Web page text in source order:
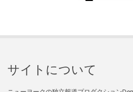
サイトについて